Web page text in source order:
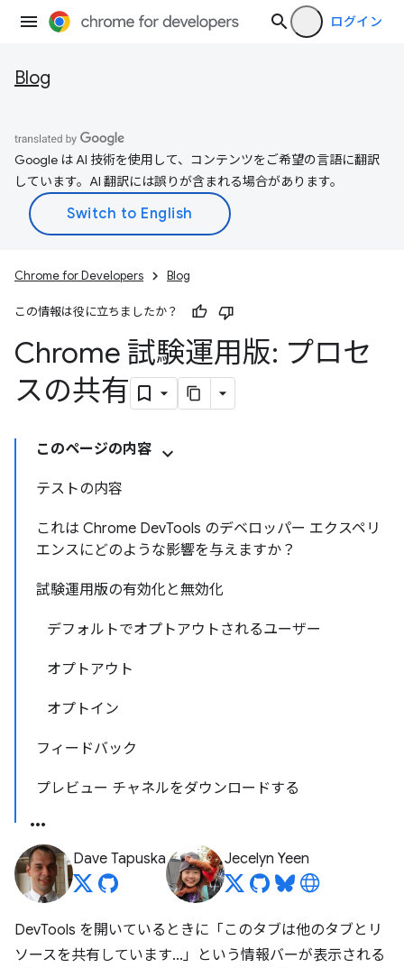
ログイン
Blog
Google は AI 技術を使用して、コンテンツをご希望の言語に翻訳
しています。AI 翻訳には誤りが含まれる場合があります。
Chrome for Developers Blog
この情報は役に立ちましたか？
Chrome 試験運用版: プロセ
スの共有
このページの内容
テストの内容
これは Chrome DevTools のデベロッパー エクスペリ
エンスにどのような影響を与えますか？
試験運用版の有効化と無効化
デフォルトでオプトアウトされるユーザー
オプトアウト
オプトイン
フィードバック
プレビュー チャネルをダウンロードする
Dave Tapuska Jecelyn Yeen
DevTools を開いているときに「このタブは他のタブとリ
ソースを共有しています...」という情報バーが表示される